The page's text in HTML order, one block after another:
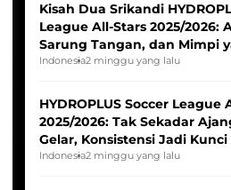
Kisah Dua Srikandi
League All-Stars 2025/2026:
Sarung Tangan, dan Mimpi
Pernah Padam
Indonesia2 minggu yang lalu
HYDROPLUS Soccer League
2025/2026: Tak Sekadar
Gelar, Konsistensi Jadi
Indonesia2 minggu yang lalu